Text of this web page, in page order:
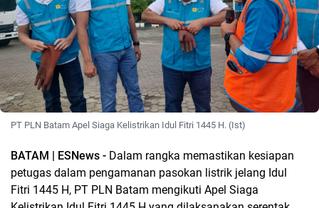
PT PLN Batam Apel Siaga Kelistrikan Idul Fitri 1445 H. (Ist)
BATAM | ESNews - Dalam rangka memastikan kesiapan
petugas dalam pengamanan pasokan listrik jelang Idul
Fitri 1445 H, PT PLN Batam mengikuti Apel Siaga